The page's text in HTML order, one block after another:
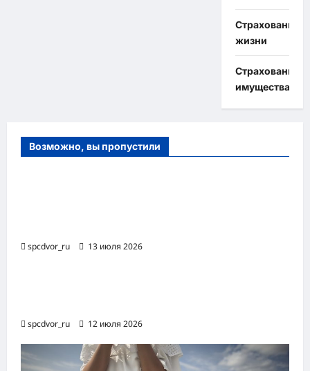
Страхование
жизни
Страхование
имущества
Возможно, вы пропустили
spcdvor_ru 13 июля 2026
spcdvor_ru 12 июля 2026